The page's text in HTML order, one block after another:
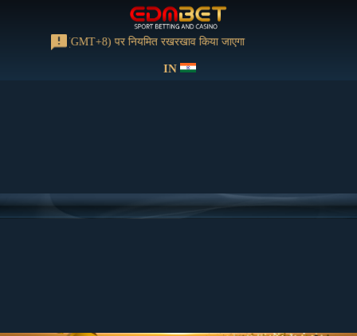
15:00 (GMT+8) पर नियमित रखरखाव किया जाएगा
IN